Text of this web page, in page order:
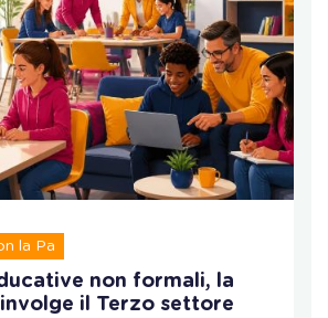
la Pa
non formali, la
il Terzo settore